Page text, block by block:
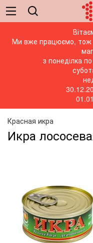
Ми вже працюємо, тож
з понеділка
Красная икра
Икра